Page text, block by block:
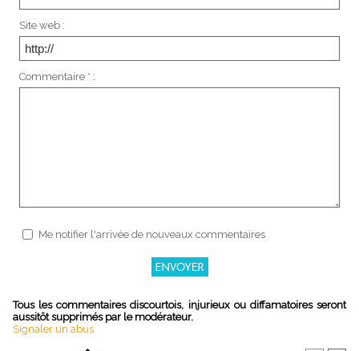
Site web :
Commentaire * :
Me notifier l'arrivée de nouveaux commentaires
Tous les commentaires discourtois, injurieux ou diffamatoires seront
aussitôt supprimés par le modérateur.
Signaler un abus